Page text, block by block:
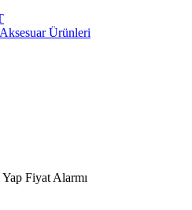
Ürünleri
Fiyat Alarmı